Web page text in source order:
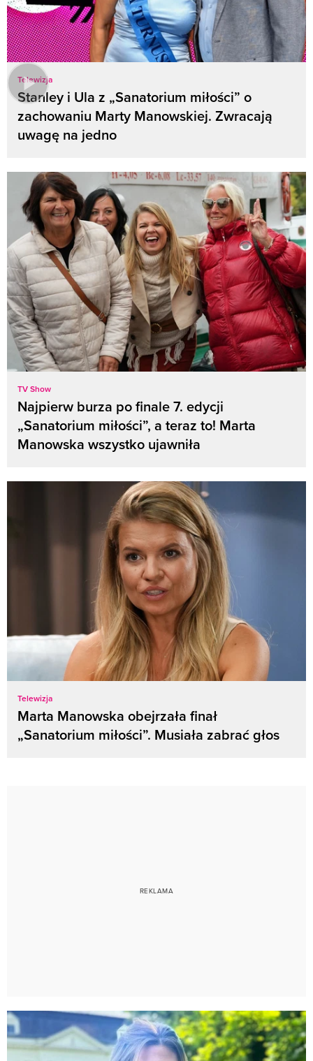
Telewizja
Stanley i Ula z „Sanatorium miłości” o
zachowaniu Marty Manowskiej. Zwracają
uwagę na jedno
TV Show
Najpierw burza po finale 7. edycji
„Sanatorium miłości”, a teraz to! Marta
Manowska wszystko ujawniła
Telewizja
Marta Manowska obejrzała finał
„Sanatorium miłości”. Musiała zabrać głos